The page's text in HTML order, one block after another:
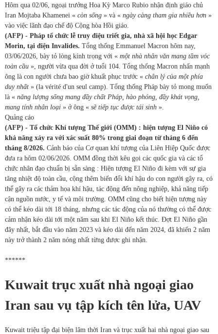
Hôm qua 02/06, ngoại trưởng Hoa Kỳ Marco Rubio nhận định giáo chủ
Iran Mojtaba Khamenei « còn sống » và « ngày càng tham gia nhiều hơn »
vào việc lãnh đạo chế độ Cộng hòa Hồi giáo.
(AFP) - Pháp tổ chức lễ truy điệu triết gia, nhà xã hội học Edgar
Morin, tại điện Invalides. Tổng thống Emmanuel Macron hôm nay,
03/06/2026, bày tỏ lòng kính trọng với « một nhà nhân văn mang tầm vóc
toàn cầu », người vừa qua đời ở tuổi 104. Tổng thống Macron nhấn mạnh
ông là con người chưa bao giờ khuất phục trước « chân lý của một phía
duy nhất » (la vérité d'un seul camp). Tổng thống Pháp bày tỏ mong muốn
là « năng lượng sống mang đầy chất Pháp, hào phóng, đầy khát vọng,
mang tính nhân loại » ở ông « sẽ tiếp tục được tái sinh ».
Quảng cáo
(AFP) - Tổ chức Khí tượng Thế giới (OMM) : hiện tượng El Niño có
khả năng xảy ra với xác suất 80% trong giai đoạn từ tháng 6 đến
tháng 8/2026. Cảnh báo của Cơ quan khí tượng của Liên Hiệp Quốc được
đưa ra hôm 02/06/2026. OMM đồng thời kêu gọi các quốc gia và các tổ
chức nhân đạo chuẩn bị sẵn sàng : Hiện tượng El Niño đi kèm với sự gia
tăng nhiệt độ toàn cầu, cộng thêm biến đổi khí hậu do con người gây ra, có
thể gây ra các thảm họa khí hậu, tác động đến nông nghiệp, khả năng tiếp
cận nguồn nước, y tế và môi trường. OMM cũng cho biết hiện tượng này
có thể kéo dài tới 18 tháng, nhưng các tác động của nó thường có thể được
cảm nhận kéo dài tới một năm sau khi El Niño kết thúc. Đợt El Niño gần
đây nhất, bắt đầu vào năm 2023 và kéo dài đến năm 2024, đã khiến 2 năm
này trở thành 2 năm nóng nhất từng được ghi nhận.
******
Kuwait trục xuất nhà ngoại giao
Iran sau vụ tập kích tên lửa, UAV
Kuwait triệu tập đại biện lâm thời Iran và trục xuất hai nhà ngoại giao sau